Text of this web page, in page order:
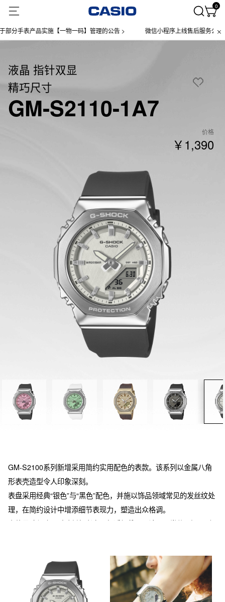
0
手表产品实施【一物一码】管理的公告 > 微信小程序上线售后服务公告 >
液晶 指针双显
精巧尺寸
GM-S2110-1A7
价格
￥1,390
GM-S2100系列新增采用简约实用配色的表款。该系列以金属八角
形表壳造型令人印象深刻。
表盘采用经典“银色”与“黑色”配色，并施以饰品领域常见的发丝纹处
理，在简约设计中增添细节表现力，塑造出众格调。
表款尺寸紧凑，手腕纤细者亦可舒适佩戴，无论是日常使用还是时
※表带主要树脂部件采用生物质树脂
通过使用可再生有机资源作为原料，有望为减轻环境负荷作出贡